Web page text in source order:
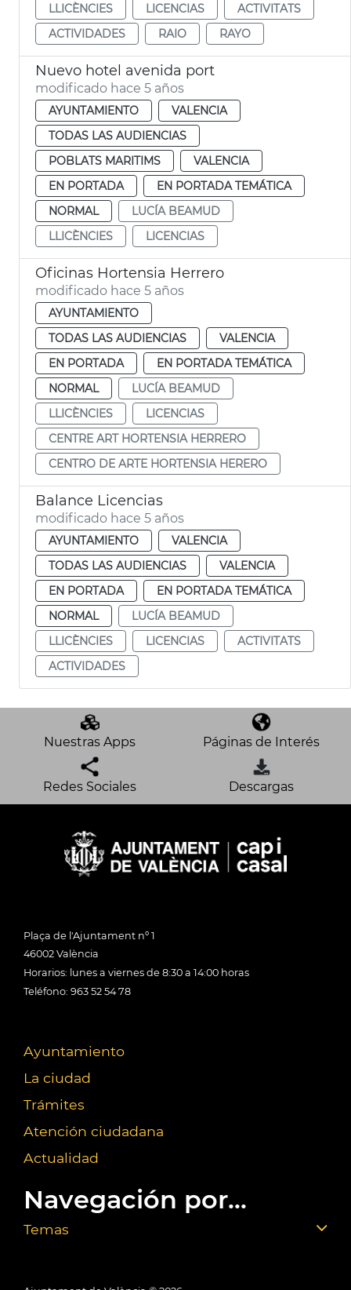
LLICÈNCIES
LICENCIAS
ACTIVITATS
ACTIVIDADES
RAIO RAYO
Nuevo hotel avenida port
modificado hace 5 años
AYUNTAMIENTO
VALENCIA
TODAS LAS AUDIENCIAS
POBLATS MARITIMS
VALENCIA
EN PORTADA
EN PORTADA TEMÁTICA
NORMAL
LUCÍA BEAMUD
LLICÈNCIES
LICENCIAS
Oficinas Hortensia Herrero
modificado hace 5 años
AYUNTAMIENTO
TODAS LAS AUDIENCIAS
VALENCIA
EN PORTADA
EN PORTADA TEMÁTICA
NORMAL
LUCÍA BEAMUD
LLICÈNCIES
LICENCIAS
CENTRE ART HORTENSIA HERRERO
CENTRO DE ARTE HORTENSIA HERERO
Balance Licencias
modificado hace 5 años
AYUNTAMIENTO
VALENCIA
TODAS LAS AUDIENCIAS
VALENCIA
EN PORTADA
EN PORTADA TEMÁTICA
NORMAL
LUCÍA BEAMUD
LLICÈNCIES
LICENCIAS
ACTIVITATS
ACTIVIDADES
Nuestras Apps Páginas de Interés
Redes Sociales Descargas
Plaça de l'Ajuntament nº 1
46002 València
Horarios: lunes a viernes de 8:30 a 14:00 horas
Teléfono: 963 52 54 78
Ayuntamiento
La ciudad
Trámites
Atención ciudadana
Actualidad
Navegación por...
Temas